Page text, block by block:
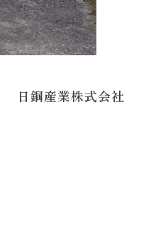
日鋼産業株式会社